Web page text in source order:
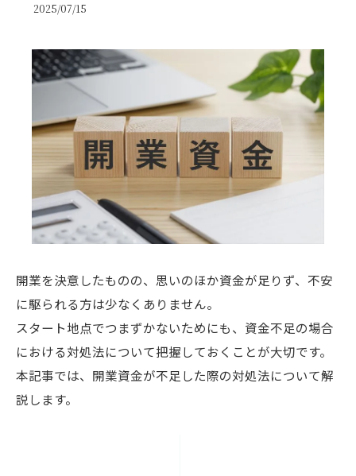
2025/07/15
開業を決意したものの、思いのほか資金が足りず、不安
に駆られる方は少なくありません。
スタート地点でつまずかないためにも、資金不足の場合
における対処法について把握しておくことが大切です。
本記事では、開業資金が不足した際の対処法について解
説します。